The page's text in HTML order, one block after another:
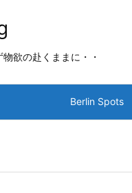
欲の赴くままに・・
Berlin Spots